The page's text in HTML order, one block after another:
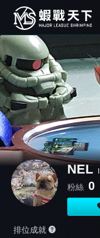
NEL
粉絲 0
排位成就